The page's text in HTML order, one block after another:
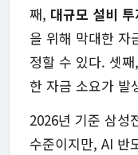
째, 대규모 설비
을 위해 막대한 자
정할 수 있다. 셋째,
한 자금 소요가 발
2026년 기준 삼성
수준이지만, AI 반